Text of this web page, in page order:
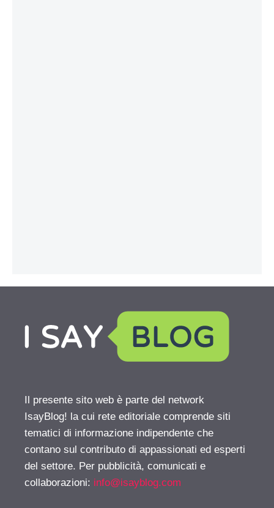
Il presente sito web è parte del network
IsayBlog! la cui rete editoriale comprende siti
tematici di informazione indipendente che
contano sul contributo di appassionati ed esperti
del settore. Per pubblicità, comunicati e
collaborazioni: info@isayblog.com